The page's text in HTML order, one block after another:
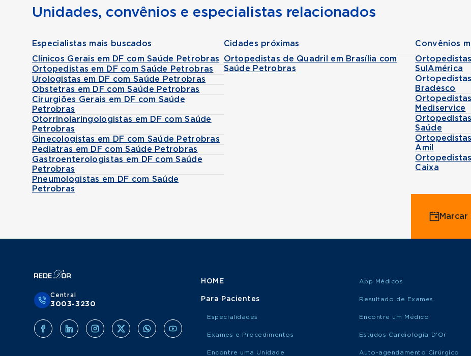
Unidades, convênios e especialistas relacionados
Especialistas mais buscados
Clínicos Gerais em DF com Saúde Petrobras
Ortopedistas em DF com Saúde Petrobras
Urologistas em DF com Saúde Petrobras
Obstetras em DF com Saúde Petrobras
Cirurgiões Gerais em DF com Saúde
Petrobras
Otorrinolaringologistas em DF com Saúde
Petrobras
Ginecologistas em DF com Saúde Petrobras
Pediatras em DF com Saúde Petrobras
Gastroenterologistas em DF com Saúde
Petrobras
Pneumologistas em DF com Saúde
Petrobras
Cidades próximas
Ortopedistas de Quadril em Brasília com
Saúde Petrobras
Convênios
SulAmérica
Bradesco
Mediservice
Saúde
Amil
Caixa
Marcar
Central
3003-3230
HOME
Para Pacientes
Especialidades
Exames e Procedimentos
Encontre uma Unidade
App Médicos
Resultado de Exames
Encontre um Médico
Estudos Cardiologia D'Or
Auto-agendamento Cirúrgico